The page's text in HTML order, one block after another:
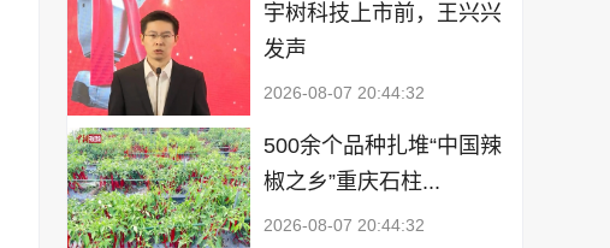
宇树科技上市前，王兴兴
发声
2026-08-07 20:44:32
500余个品种扎堆“中国辣
椒之乡”重庆石柱...
2026-08-07 20:44:32